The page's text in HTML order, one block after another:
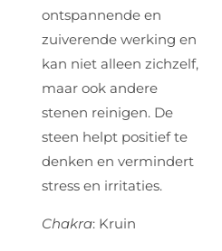
ontspannende en
zuiverende werking en
kan niet alleen zichzelf,
maar ook andere
stenen reinigen. De
steen helpt positief te
denken en vermindert
stress en irritaties.
Chakra: Kruin